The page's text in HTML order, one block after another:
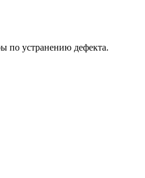
по устранению дефекта.